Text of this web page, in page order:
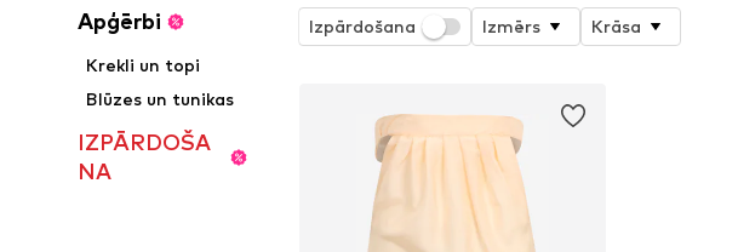
Apģērbi
Krekli un topi
Blūzes un tunikas
IZPĀRDOŠA
NA
Izpārdošana Izmērs Krāsa